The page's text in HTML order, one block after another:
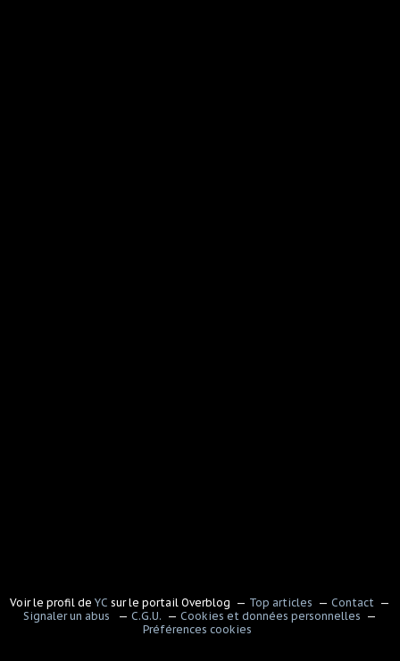
Voir le profil de YC sur le portail Overblog Top articles
Contact
Signaler un abus
C.G.U.
Cookies et données personnelles
Préférences cookies